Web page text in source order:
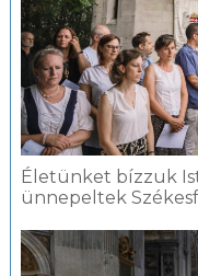
Életünket bízzuk
ünnepeltek